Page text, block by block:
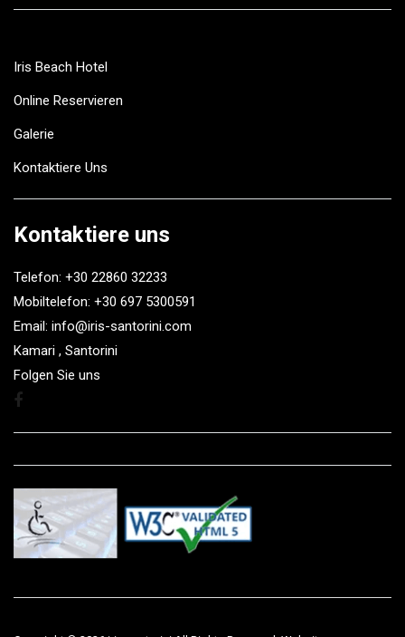
Iris Beach Hotel
Online Reservieren
Galerie
Kontaktiere Uns
Kontaktiere uns
Telefon: +30 22860 32233
Mobiltelefon: +30 697 5300591
Email: info@iris-santorini.com
Kamari , Santorini
Folgen Sie uns
Facebook